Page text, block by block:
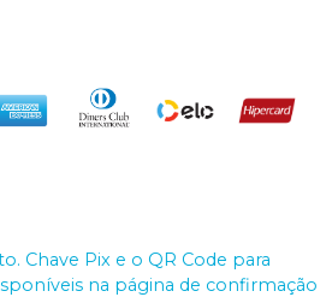
Chave Pix e o QR Code para
na página de confirmação